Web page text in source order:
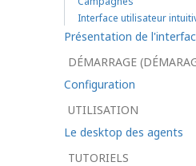
par téléphone,
Conçu pour
correspondre
quel
connexion
vous gérerez
relations
Interface utilisateur
Présentation de
DÉMARRAGE
Configuration
UTILISATION
Le desktop des agents
TUTORIELS